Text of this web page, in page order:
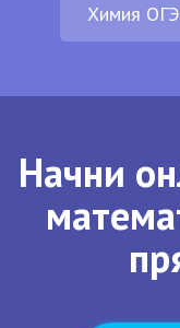
Химия ОГЭ
Начни